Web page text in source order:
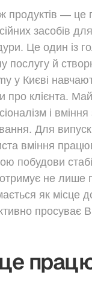
продуктів — це
засобів
Це один із
послугу й
у Києві
про клієнта.
і
Для
вміння
побудови
отримує не лише
як місце
просуває